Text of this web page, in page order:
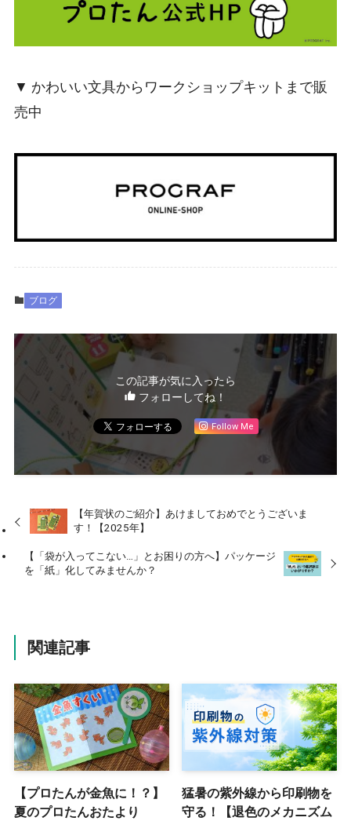
▼ かわいい文具からワークショップキットまで販
売中
ブログ
この記事が気に入ったら
フォローしてね！
Follow Me
【年賀状のご紹介】あけましておめでとうございま
す！【2025年】
【「袋が入ってこない…」とお困りの方へ】パッケージ
を「紙」化してみませんか？
関連記事
【プロたんが金魚に！？】
夏のプロたんおたより
猛暑の紫外線から印刷物を
守る！【退色のメカニズム